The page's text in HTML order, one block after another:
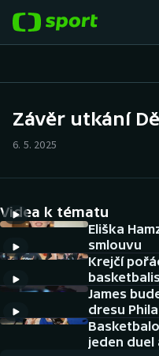
Hokej
Tenis
Atletika
Cyklistika
DALŠÍ SPORTY
Americký fotbal
NEPŘEHLÉDNĚTE
Závěr utkání
6. 5. 2025
Videa k tématu
Eliška
smlouvu
Krejčí
James
dresu
jeden